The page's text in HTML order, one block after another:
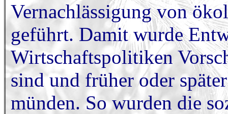
Vernachlässigung von
geführt. Damit wurde
Wirtschaftspolitiken
sind und früher oder
münden. So wurden die